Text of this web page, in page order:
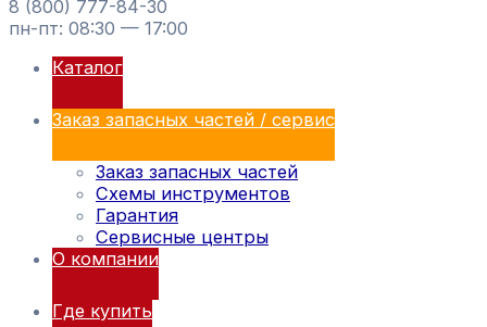
8 (800) 777-84-30
пн-пт: 08:30 — 17:00
Каталог
Заказ запасных частей / сервис
Заказ запасных частей
Схемы инструментов
Гарантия
Сервисные центры
О компании
Где купить